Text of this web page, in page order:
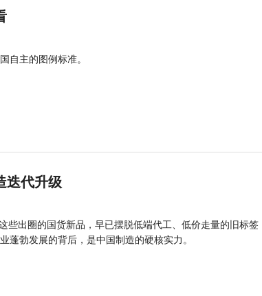
自主的图例标准。
迭代升级
些出圈的国货新品，早已摆脱低端代工、低价走量的旧标
蓬勃发展的背后，是中国制造的硬核实力。